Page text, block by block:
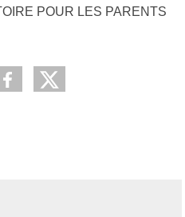
POUR LES PARENTS